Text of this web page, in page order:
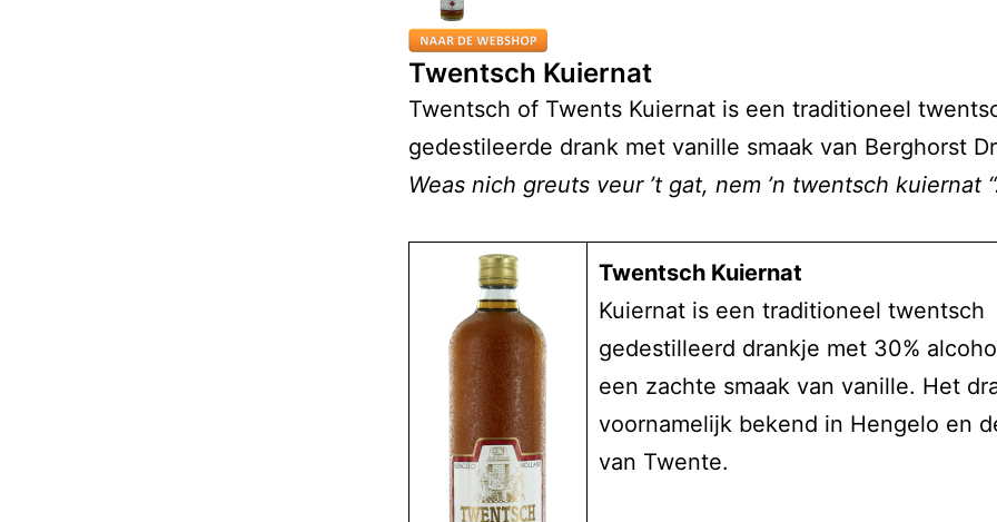
Twentsch Kuiernat
Twentsch of Twents Kuiernat is een traditioneel
gedestileerde drank met vanille smaak van Berghorst
Weas nich greuts veur ’t gat, nem ’n twentsch kuiernat
Twentsch Kuiernat
Kuiernat is een traditioneel twentsch
gedestilleerd drankje met 30%
een zachte smaak van vanille. Het
voornamelijk bekend in Hengelo en
van Twente.